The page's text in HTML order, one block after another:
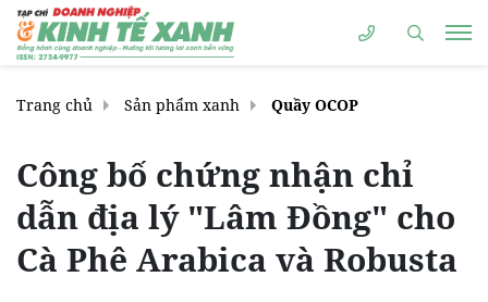
Trang chủ Sản phẩm xanh Quầy OCOP
Công bố chứng nhận chỉ
dẫn địa lý "Lâm Đồng" cho
Cà Phê Arabica và Robusta